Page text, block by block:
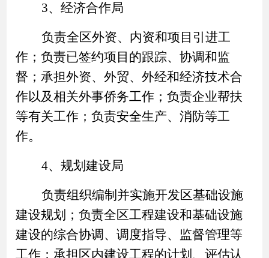
3、经济合作局
负责全区外资、内资和项目引进工
作；负责已签约项目的跟踪、协调和监
督；承担外资、外贸、外经和经济技术合
作以及相关外事侨务工作；负责企业帮扶
等有关工作；负责安全生产、消防等工
作。
4、规划建设局
负责组织编制并实施开发区基础设施
建设规划；负责全区工程建设和基础设施
建设的综合协调、调度指导、监督管理等
工作；承担区内建设工程的计划、评估认